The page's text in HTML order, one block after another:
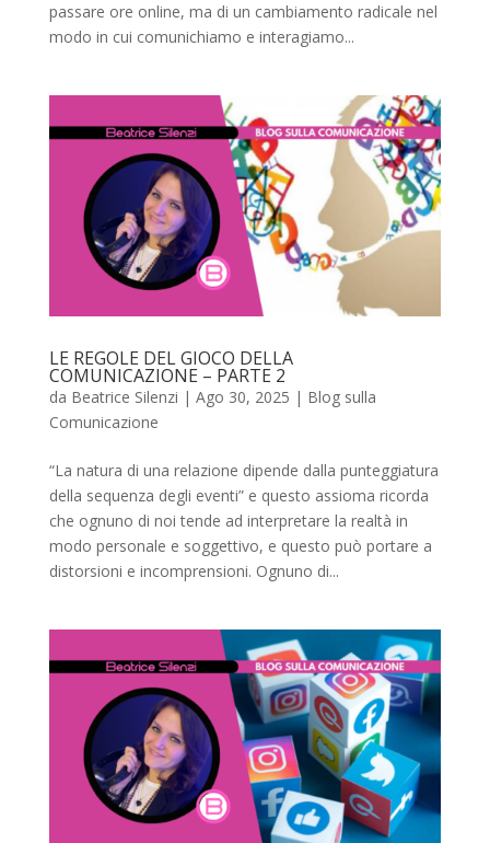
passare ore online, ma di un cambiamento radicale nel
modo in cui comunichiamo e interagiamo...
LE REGOLE DEL GIOCO DELLA
COMUNICAZIONE – PARTE 2
da Beatrice Silenzi | Ago 30, 2025 | Blog sulla
Comunicazione
“La natura di una relazione dipende dalla punteggiatura
della sequenza degli eventi” e questo assioma ricorda
che ognuno di noi tende ad interpretare la realtà in
modo personale e soggettivo, e questo può portare a
distorsioni e incomprensioni. Ognuno di...